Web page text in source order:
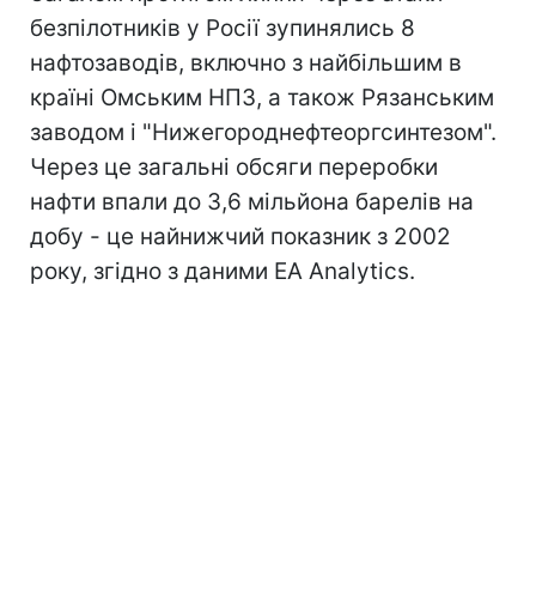
безпілотників у Росії зупинялись 8
нафтозаводів, включно з найбільшим в
країні Омським НПЗ, а також Рязанським
заводом і "Нижегороднефтеоргсинтезом".
Через це загальні обсяги переробки
нафти впали до 3,6 мільйона барелів на
добу - це найнижчий показник з 2002
року, згідно з даними EA Analytics.